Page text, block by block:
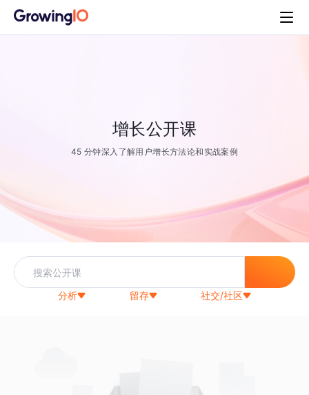
增长公开课
45 分钟深入了解用户增长方法论和实战案例
分析 留存 社交/社区